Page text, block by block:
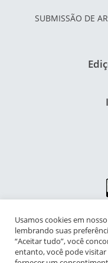
SUBMISSÃO DE
NIPIAC – Núcleo
Adolescência
Universidade Federal do
Usamos cookies em
lembrando suas
“Aceitar tudo”, você
entanto, você pode